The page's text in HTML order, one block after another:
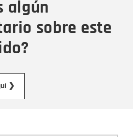
algún
sobre este
❯